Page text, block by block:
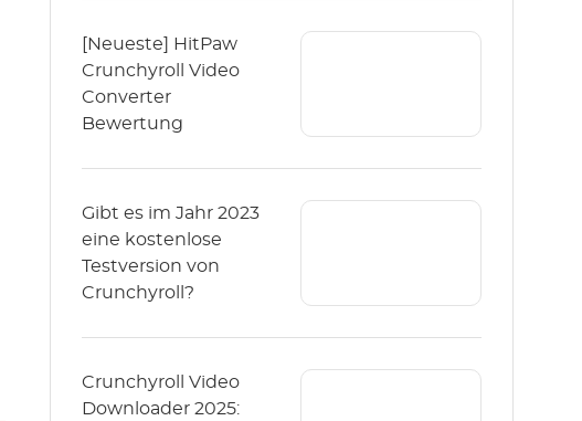
[Neueste] HitPaw
Crunchyroll Video
Converter
Bewertung
Gibt es im Jahr 2023
eine kostenlose
Testversion von
Crunchyroll?
Crunchyroll Video
Downloader 2025: